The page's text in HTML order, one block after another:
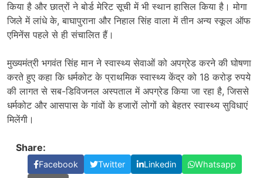
किया है और छात्रों ने बोर्ड मेरिट सूची में भी स्थान हासिल किया है। मोगा
जिले में लांधे के, बाघापुराना और निहाल सिंह वाला में तीन अन्य स्कूल ऑफ
एमिनेंस पहले से ही संचालित हैं।
मुख्यमंत्री भगवंत सिंह मान ने स्वास्थ्य सेवाओं को अपग्रेड करने की घोषणा
करते हुए कहा कि धर्मकोट के प्राथमिक स्वास्थ्य केंद्र को 18 करोड़ रुपये
की लागत से सब-डिविजनल अस्पताल में अपग्रेड किया जा रहा है, जिससे
धर्मकोट और आसपास के गांवों के हजारों लोगों को बेहतर स्वास्थ्य सुविधाएं
मिलेंगी।
Share:
Facebook Twitter Linkedin
Whatsapp